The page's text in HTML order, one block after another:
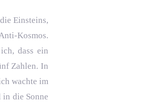
Einsteins,
Kosmos.
dass ein
Zahlen. In
wachte im
die Sonne